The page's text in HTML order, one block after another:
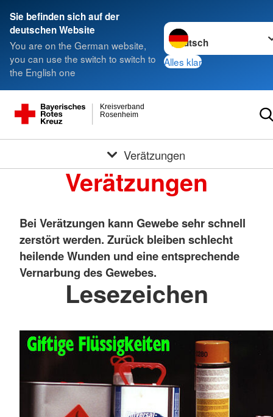
Sie befinden sich auf der
deutschen Website
You are on the German website,
you can use the switch to switch to
the English one
Sprache wechseln zu
Alles klar
Rosenheim
Kreisverband
Verätzungen
Verätzungen
Bei Verätzungen kann Gewebe sehr schnell
zerstört werden. Zurück bleiben schlecht
heilende Wunden und eine entsprechende
Vernarbung des Gewebes.
Lesezeichen